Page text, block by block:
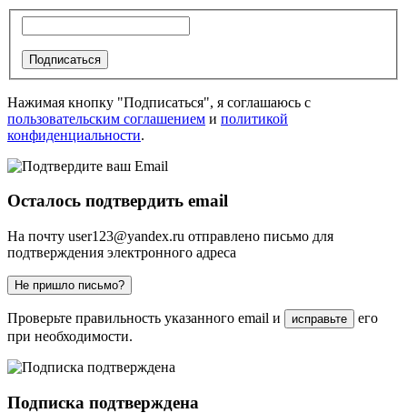
Подписаться
Нажимая кнопку "Подписаться", я соглашаюсь с
пользовательским соглашением и политикой
конфиденциальности.
Осталось подтвердить email
На почту user123@yandex.ru отправлено письмо для
подтверждения электронного адреса
Не пришло письмо?
Проверьте правильность указанного email и исправьте
его
при необходимости.
Подписка подтверждена